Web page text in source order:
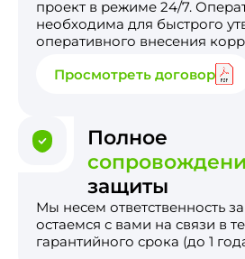
проект в режиме 24/7.
необходима для быстрого
оперативного внесения
Просмотреть договор
Полное
защиты
Мы несем ответственность за
остаемся с вами на связи в
гарантийного срока (до 1